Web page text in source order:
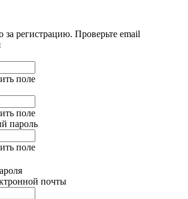
за регистрацию. Проверьте email
поле
поле
пароль
поле
почты